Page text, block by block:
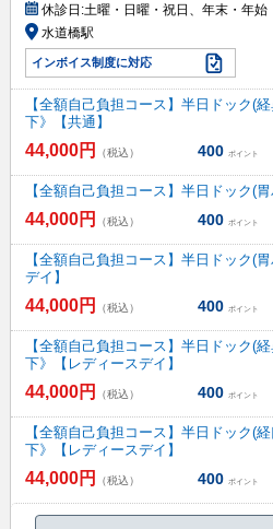
休診日:土曜・日曜・祝日、年末・年始
水道橋駅
インボイス制度に対応
【全額自己負担コース】半日ドック(
下》【共通】
44,000円 （税込） 400 ポイント
【全額自己負担コース】半日ドック(
44,000円 （税込） 400 ポイント
【全額自己負担コース】半日ドック(
デイ】
44,000円 （税込） 400 ポイント
【全額自己負担コース】半日ドック(
下》【レディースデイ】
44,000円 （税込） 400 ポイント
【全額自己負担コース】半日ドック(
下》【レディースデイ】
44,000円 （税込） 400 ポイント